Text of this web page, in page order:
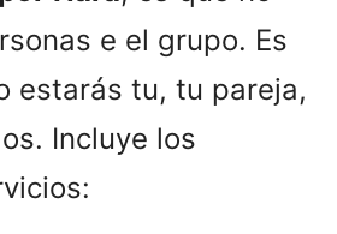
e el grupo. Es
estarás tu, tu pareja,
Incluye los